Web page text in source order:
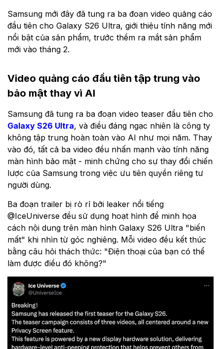
Samsung mới đây đã tung ra ba đoạn video quảng cáo
đầu tiên cho Galaxy S26 Ultra, giới thiệu tính năng mới
nổi bật của sản phẩm, trước thềm ra mắt sản phẩm
mới vào tháng 2.
Video quảng cáo đầu tiên tập trung vào
bảo mật thay vì AI
Samsung đã tung ra ba đoạn video teaser đầu tiên cho
Galaxy S26 Ultra, và điều đáng ngạc nhiên là công ty
không tập trung hoàn toàn vào AI như mọi năm. Thay
vào đó, tất cả ba video đều nhấn mạnh vào tính năng
màn hình bảo mật - minh chứng cho sự thay đổi chiến
lược của Samsung trong việc ưu tiên quyền riêng tư
người dùng.
Ba đoạn trailer bị rò rỉ bởi leaker nổi tiếng
@IceUniverse đều sử dụng hoạt hình để minh họa
cách nội dung trên màn hình Galaxy S26 Ultra "biến
mất" khi nhìn từ góc nghiêng. Mỗi video đều kết thúc
bằng câu hỏi thách thức: "Điện thoại của bạn có thể
làm được điều đó không?"